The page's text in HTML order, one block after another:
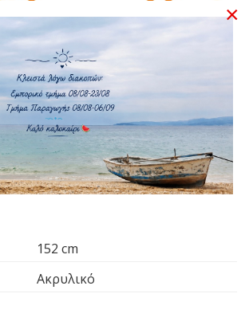
152 cm
Ακρυλικό
×